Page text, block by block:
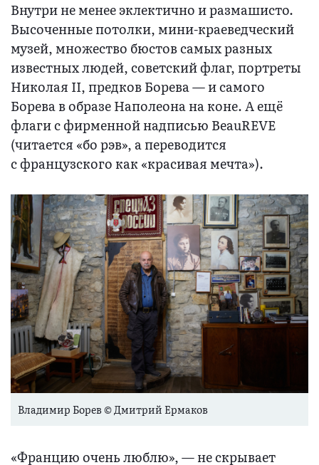
Внутри не менее эклектично и размашисто.
Высоченные потолки, мини-краеведческий
музей, множество бюстов самых разных
известных людей, советский флаг, портреты
Николая II, предков Борева — и самого
Борева в образе Наполеона на коне. А ещё
флаги с фирменной надписью BeauREVE
(читается «бо рэв», а переводится
с французского как «красивая мечта»).
Владимир Борев © Дмитрий Ермаков
«Францию очень люблю», — не скрывает